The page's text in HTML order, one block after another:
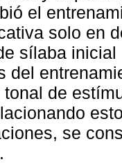
el
solo en
sílaba
del
de
se